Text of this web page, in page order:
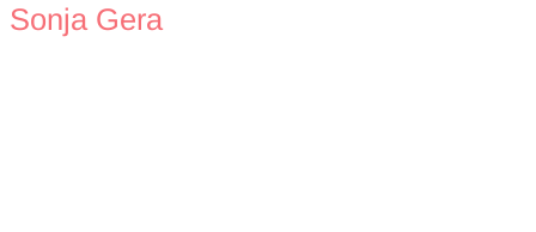
Sonja Gera